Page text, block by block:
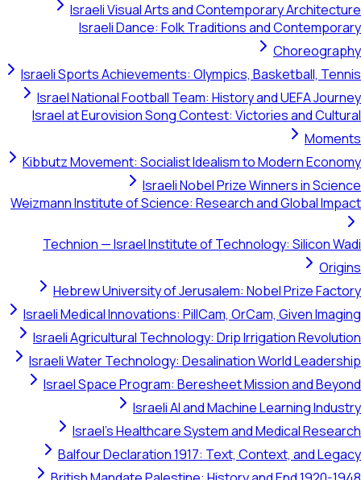
Israeli Visual Arts and Contemporary
Israeli Dance: Folk Traditions and
Israeli Sports Achievements: Olympics, Basketball,
Israel National Football Team: History and UEFA
Israel at Eurovision Song Contest: Victories and
Kibbutz Movement: Socialist Idealism to Modern
Israeli Nobel Prize Winners in
Weizmann Institute of Science: Research and Global
Technion — Israel Institute of Technology: Silicon
Hebrew University of Jerusalem: Nobel Prize
Israeli Medical Innovations: PillCam, OrCam, Given
Israeli Agricultural Technology: Drip Irrigation
Israeli Water Technology: Desalination World
Israel Space Program: Beresheet Mission and
Israeli AI and Machine Learning
Israel's Healthcare System and Medical
Balfour Declaration 1917: Text, Context, and